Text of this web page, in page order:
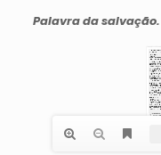
Palavra da salvação.